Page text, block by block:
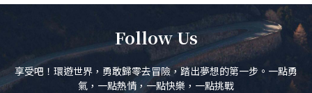
Follow Us
享受吧！環遊世界，勇敢歸零去冒險，踏出夢想的第一步。一點勇
氣，一點熱情，一點快樂，一點挑戰